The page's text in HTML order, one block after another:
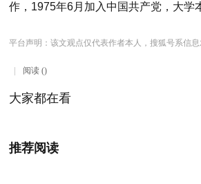
作，1975年6月加入中国共产党，大学
平台声明：该文观点仅代表作者本人，搜狐号系信
阅读 ()
大家都在看
推荐阅读